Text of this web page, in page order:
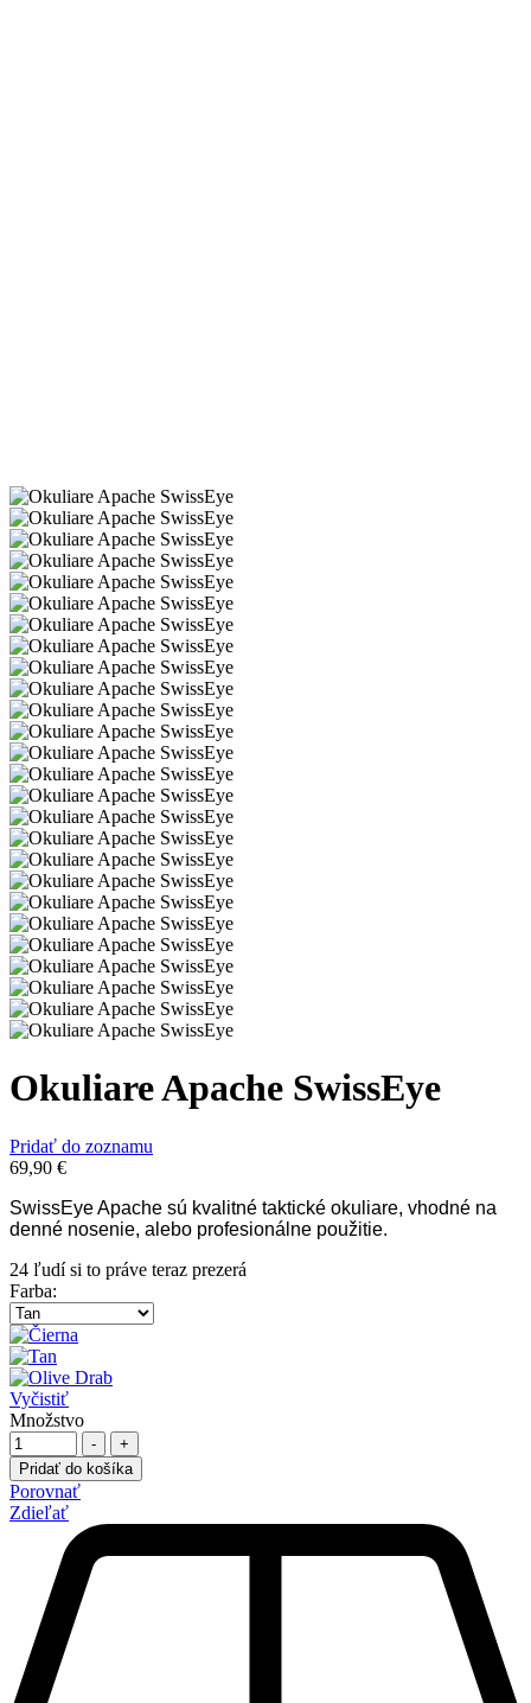
Okuliare Apache SwissEye
Pridať do zoznamu
69,90 €
SwissEye Apache sú kvalitné taktické okuliare, vhodné na
denné nosenie, alebo profesionálne použitie.
24 ľudí si to práve teraz prezerá
Farba:
Vyčistiť
Množstvo
-
+
Pridať do košíka
Porovnať
Zdieľať